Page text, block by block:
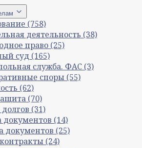
(758)
деятельность (38)
право (25)
суд (165)
служба. ФАС (3)
споры (55)
(62)
(70)
(31)
документов (14)
документов (25)
(24)